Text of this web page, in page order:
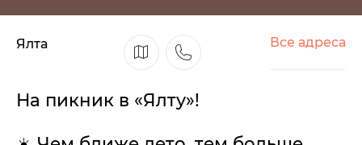
Ялта Все адреса
На пикник в «Ялту»!